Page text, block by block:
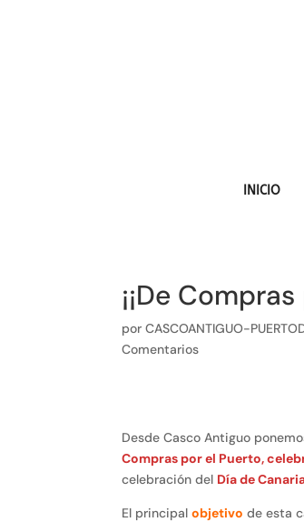
INICIO
¡¡De
porCASCOANTIGUO-
Comentarios
Desde Casco Antiguo
Compras por el Puerto,
celebración del Día de
El principalobjetivo de esta